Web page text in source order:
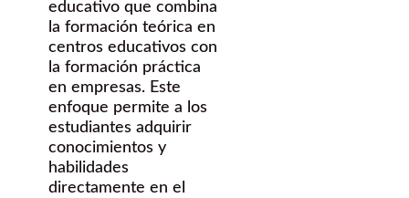
educativo que combina
la formación teórica en
centros educativos con
la formación práctica
en empresas. Este
enfoque permite a los
estudiantes adquirir
conocimientos y
habilidades
directamente en el